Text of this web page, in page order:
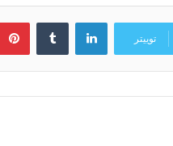
توییتر
لینکدین